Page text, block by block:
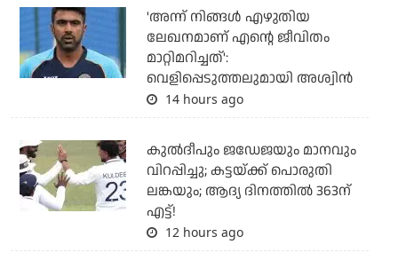
'അന്ന് നിങ്ങള്‍ എഴുതിയ
ലേഖനമാണ് എന്റെ ജീവിതം
മാറ്റിമറിച്ചത്':
വെളിപ്പെടുത്തലുമായി അശ്വിന്‍
14 hours ago
കുല്‍ദീപും ജഡേജയും മാനവും
വിറപ്പിച്ചു; കട്ടയ്ക്ക് പൊരുതി
ലങ്കയും; ആദ്യ ദിനത്തില്‍ 363ന്
എട്ട്!
12 hours ago